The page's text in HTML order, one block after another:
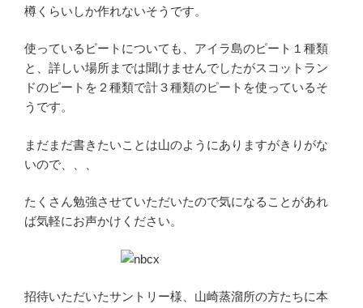
樽くらいしか作れないそうです。
使っているピートについても、アイラ島のピート１種類
と、詳しい場所までは聞けませんでしたがスコットラン
ドのピートを２種類で計３種類のピートを使っているそ
うです。
まだまだ書きたいことは山のようにありますがきりがな
いので、、、
たくさん勉強させていただいたので気になることがあれ
ば気軽にお声かけください。
招待いただいたサントリー様、山崎蒸溜所の方たちに本